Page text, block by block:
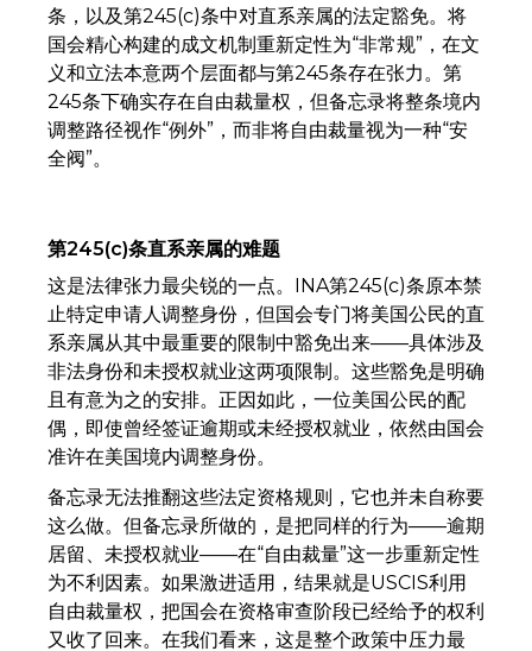
条，以及第245(c)条中对直系亲属的法定豁免。将
国会精心构建的成文机制重新定性为“非常规”，在文
义和立法本意两个层面都与第245条存在张力。第
245条下确实存在自由裁量权，但备忘录将整条境内
调整路径视作“例外”，而非将自由裁量视为一种“安
全阀”。
第245(c)条直系亲属的难题
这是法律张力最尖锐的一点。INA第245(c)条原本禁
止特定申请人调整身份，但国会专门将美国公民的直
系亲属从其中最重要的限制中豁免出来——具体涉及
非法身份和未授权就业这两项限制。这些豁免是明确
且有意为之的安排。正因如此，一位美国公民的配
偶，即使曾经签证逾期或未经授权就业，依然由国会
准许在美国境内调整身份。
备忘录无法推翻这些法定资格规则，它也并未自称要
这么做。但备忘录所做的，是把同样的行为——逾期
居留、未授权就业——在“自由裁量”这一步重新定性
为不利因素。如果激进适用，结果就是USCIS利用
自由裁量权，把国会在资格审查阶段已经给予的权利
又收了回来。在我们看来，这是整个政策中压力最